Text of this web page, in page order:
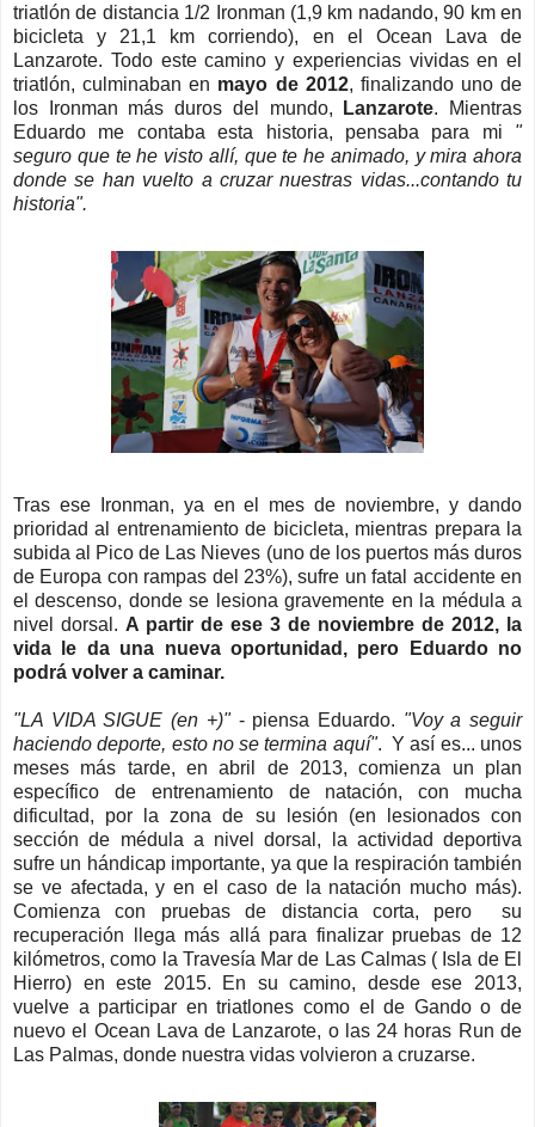
triatlón de distancia 1/2 Ironman (1,9 km nadando, 90 km en
bicicleta y 21,1 km corriendo), en el Ocean Lava de
Lanzarote. Todo este camino y experiencias vividas en el
triatlón, culminaban en mayo de 2012, finalizando uno de
los Ironman más duros del mundo,
Lanzarote. Mientras
Eduardo me contaba esta historia, pensaba para mi "
seguro que te he visto allí, que te he animado, y mira ahora
donde se han vuelto a cruzar nuestras vidas...contando tu
historia".
Tras ese Ironman, ya en el mes de noviembre, y dando
prioridad al entrenamiento de bicicleta, mientras prepara la
subida al Pico de Las Nieves (uno de los puertos más duros
de Europa con rampas del 23%), sufre un fatal accidente en
el descenso, donde se lesiona gravemente en la médula a
nivel dorsal. A partir de ese 3 de noviembre de 2012, la
vida le da una nueva oportunidad, pero Eduardo no
podrá volver a caminar.
"LA VIDA SIGUE (en +)" - piensa Eduardo. "Voy a seguir
haciendo deporte, esto no se termina aquí". Y así es... unos
meses más tarde, en abril de 2013, comienza un plan
específico de entrenamiento de natación, con mucha
dificultad, por la zona de su lesión (en lesionados con
sección de médula a nivel dorsal, la actividad deportiva
sufre un hándicap importante, ya que la respiración también
se ve afectada, y en el caso de la natación mucho más).
Comienza con pruebas de distancia corta, pero su
recuperación llega más allá para finalizar pruebas de 12
kilómetros, como la Travesía Mar de Las Calmas ( Isla de El
Hierro) en este 2015. En su camino, desde ese 2013,
vuelve a participar en triatlones como el de Gando o de
nuevo el Ocean Lava de Lanzarote, o las 24 horas Run de
Las Palmas, donde nuestra vidas volvieron a cruzarse.